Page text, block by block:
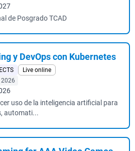
de Posgrado TCAD
y DevOps con Kubernetes
Live online
uso de la inteligencia artificial para
automati...